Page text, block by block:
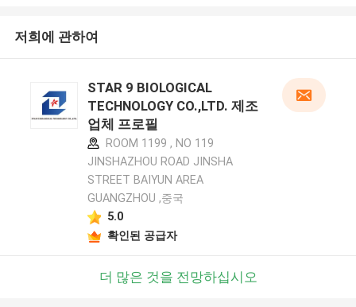
저희에 관하여
STAR 9 BIOLOGICAL
TECHNOLOGY CO.,LTD. 제조
업체 프로필
ROOM 1199 , NO 119
JINSHAZHOU ROAD JINSHA
STREET BAIYUN AREA
GUANGZHOU ,중국
5.0
확인된 공급자
더 많은 것을 전망하십시오